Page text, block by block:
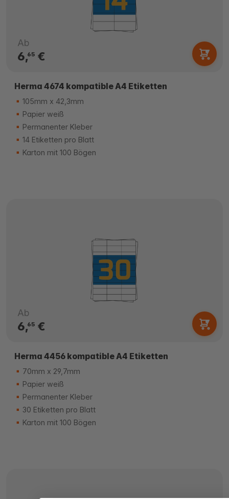
Ab
6,65€
Herma 4674 kompatible A4 Etiketten
105mm x 42,3mm
Papier weiß
Permanenter Kleber
14 Etiketten pro Blatt
Karton mit 100 Bögen
Ab
6,65€
Herma 4456 kompatible A4 Etiketten
70mm x 29,7mm
Papier weiß
Permanenter Kleber
30 Etiketten pro Blatt
Karton mit 100 Bögen